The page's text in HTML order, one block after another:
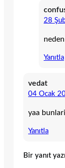
28
Yanıtla
vedat
04 Ocak
yaa
Yanıtla
Bir yanıt